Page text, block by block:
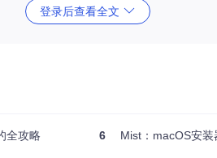
整性
ISO及大型.pkg安装包
登录后查看全文
全攻略 6 Mist：macOS安